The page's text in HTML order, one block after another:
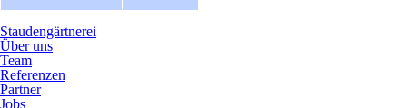
Staudengärtnerei
Über uns
Team
Referenzen
Partner
Jobs